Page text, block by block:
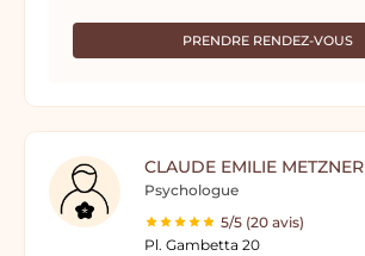
PRENDRE RENDEZ-VOUS
CLAUDE EMILIE METZNER
Psychologue
5/5 (20 avis)
Pl. Gambetta 20